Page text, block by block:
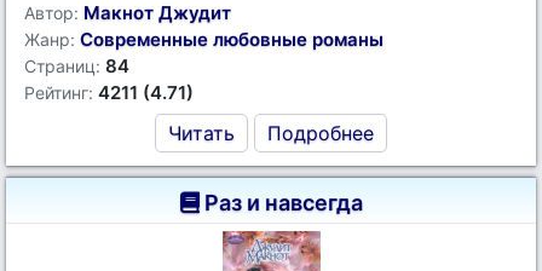
Автор: Макнот Джудит
Жанр: Современные любовные романы
Страниц: 84
Рейтинг: 4211 (4.71)
Читать Подробнее
Раз и навсегда